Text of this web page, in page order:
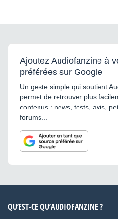
Ajoutez Audiofanzine à
préférées sur Google
Un geste simple qui soutient
permet de retrouver plus
contenus : news, tests, avis,
forums...
QU’EST-CE QU’AUDIOFANZINE ?